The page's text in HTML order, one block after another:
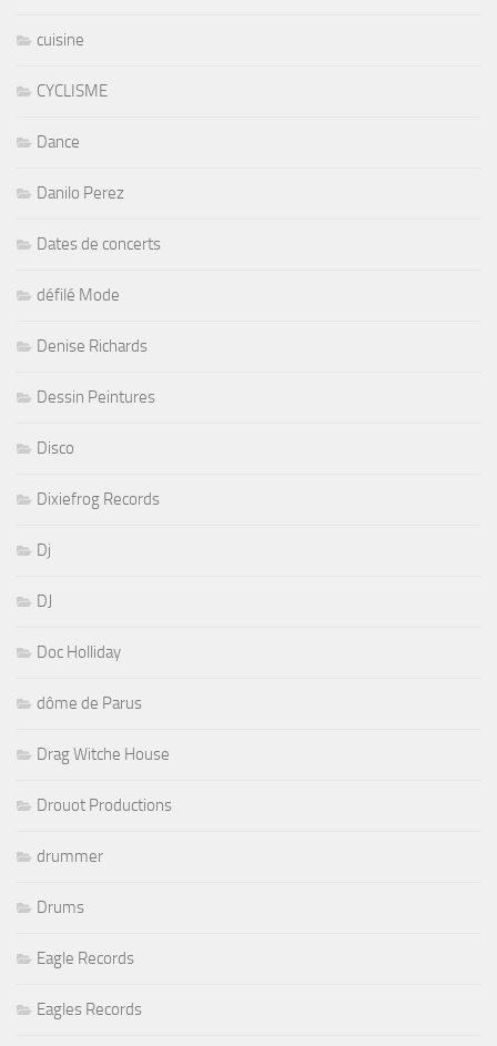
cuisine
CYCLISME
Dance
Danilo Perez
Dates de concerts
défilé Mode
Denise Richards
Dessin Peintures
Disco
Dixiefrog Records
Dj
DJ
Doc Holliday
dôme de Parus
Drag Witche House
Drouot Productions
drummer
Drums
Eagle Records
Eagles Records